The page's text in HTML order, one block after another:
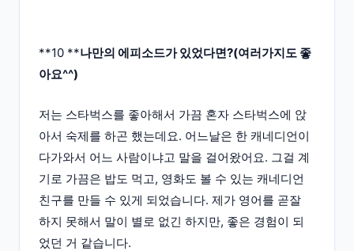
**10 **나만의 에피소드가 있었다면?(여러가지도 좋
아요^^)
저는 스타벅스를 좋아해서 가끔 혼자 스타벅스에 앉
아서 숙제를 하곤 했는데요. 어느날은 한 캐네디언이
다가와서 어느 사람이냐고 말을 걸어왔어요. 그걸 계
기로 가끔은 밥도 먹고, 영화도 볼 수 있는 캐네디언
친구를 만들 수 있게 되었습니다. 제가 영어를 곧잘
하지 못해서 말이 별로 없긴 하지만, 좋은 경험이 되
었던 거 같습니다.